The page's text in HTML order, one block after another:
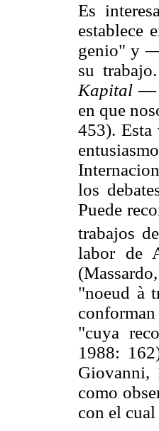
Es
establece
genio" y
su
Kapital—
en que
453).
los
Puede
trabajos
labor de
"noeud à
"cuya
1988:
Giovanni,
como
con el